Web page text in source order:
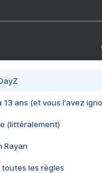
13 ans (et vous l'avez
(littéralement)
Rayan
toutes les règles